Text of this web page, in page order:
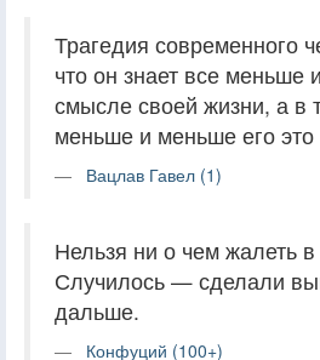
Трагедия современного
что он знает все меньше
смысле своей жизни, а в
меньше и меньше его это
Вацлав Гавел (1)
Нельзя ни о чем жалеть
Случилось — сделали
дальше.
Конфуций (100+)